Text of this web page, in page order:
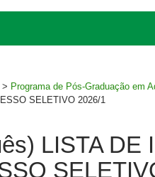
> Programa de Pós-Graduação em
SELETIVO 2026/1
LISTA DE